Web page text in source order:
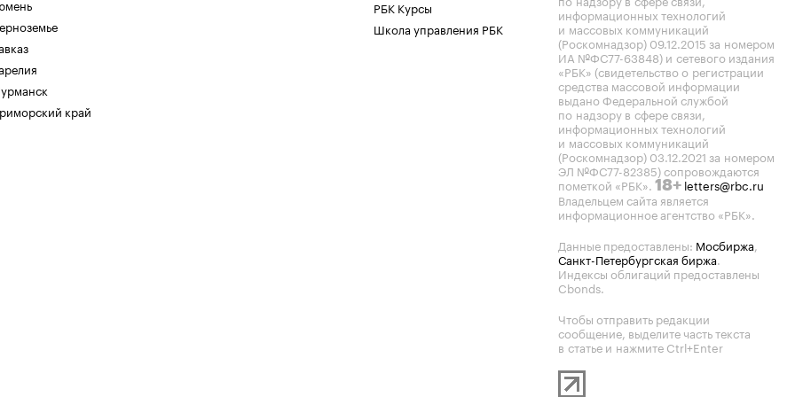
край
РБК Курсы
Школа управления РБК
информационных технологий
и массовых коммуникаций
(Роскомнадзор) 09.12.2015 за номером
ИА №ФС77-63848) и сетевого издания
«РБК» (свидетельство о регистрации
средства массовой информации
выдано Федеральной службой
по надзору в сфере связи,
информационных технологий
и массовых коммуникаций
(Роскомнадзор) 03.12.2021 за номером
ЭЛ №ФС77-82385) сопровождаются
пометкой «РБК». 18+ letters@rbc.ru
Владельцем сайта является
информационное агентство «РБК».
Данные предоставлены: Мосбиржа,
Санкт-Петербургская биржа.
Индексы облигаций предоставлены
Cbonds.
Чтобы отправить редакции
сообщение, выделите часть текста
в статье и нажмите Ctrl+Enter